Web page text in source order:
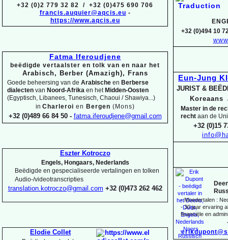
+32 (0)494 10
Eun-Jung
JURIST &
Koreaans
Master in de
recht aan de
+32 (0)15
-Moedertalen :
-30 jaar ervaring
financiële en
+32 (0)2 779 32 82 / +32 (0)475 690 706
francis.auquier@aqcis.eu -
https://www.aqcis.eu
Fatma Iferoudjene
beëdigde vertaalster en tolk van en naar het
Arabisch, Berber (Amazigh), Frans
Goede beheersing van de Arabische en Berberse
dialecten van Noord-Afrika en hetMidden-Oosten
(Egyptisch, Libanees, Tunesisch, Chaoui / Shawiya...)
in Charleroi en Bergen (Mons)
+32 (0)489 66 84 50 - fatma.iferoudjene@gmail.com
Eszter Kotroczo
Engels, Hongaars, Nederlands
Beëdigde en gespecialiseerde vertalingen en tolken
Audio-/videotranscripties
translation.kotroczo@gmail.com +32 (0)473 262 462
Elodie Collet